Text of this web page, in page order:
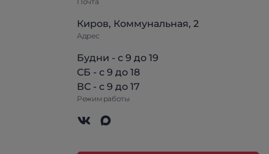
Киров, Коммунальная, 2
Адрес
Будни - с 9 до 19
СБ - с 9 до 18
ВС - с 9 до 17
Режим работы